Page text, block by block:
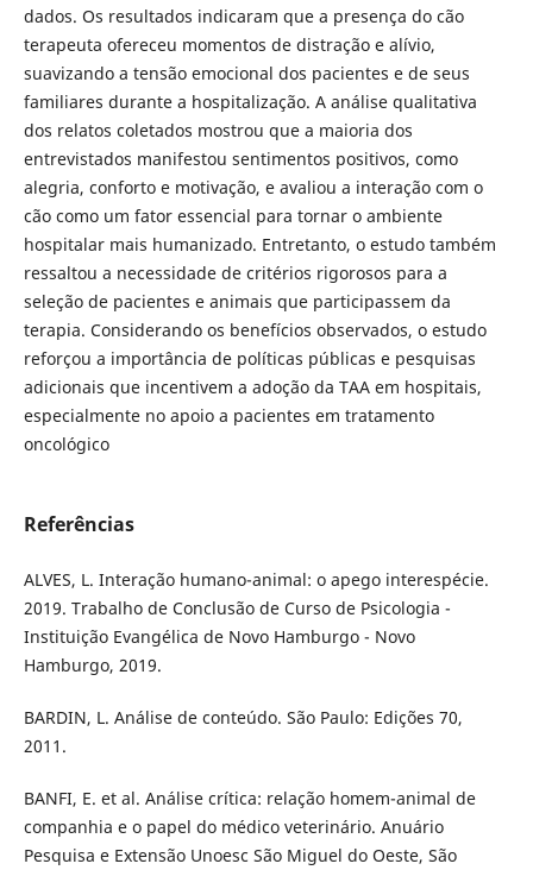
dados. Os resultados indicaram que a presença do cão
terapeuta ofereceu momentos de distração e alívio,
suavizando a tensão emocional dos pacientes e de seus
familiares durante a hospitalização. A análise qualitativa
dos relatos coletados mostrou que a maioria dos
entrevistados manifestou sentimentos positivos, como
alegria, conforto e motivação, e avaliou a interação com o
cão como um fator essencial para tornar o ambiente
hospitalar mais humanizado. Entretanto, o estudo também
ressaltou a necessidade de critérios rigorosos para a
seleção de pacientes e animais que participassem da
terapia. Considerando os benefícios observados, o estudo
reforçou a importância de políticas públicas e pesquisas
adicionais que incentivem a adoção da TAA em hospitais,
especialmente no apoio a pacientes em tratamento
oncológico
Referências
ALVES, L. Interação humano-animal: o apego interespécie.
2019. Trabalho de Conclusão de Curso de Psicologia -
Instituição Evangélica de Novo Hamburgo - Novo
Hamburgo, 2019.
BARDIN, L. Análise de conteúdo. São Paulo: Edições 70,
2011.
BANFI, E. et al. Análise crítica: relação homem-animal de
companhia e o papel do médico veterinário. Anuário
Pesquisa e Extensão Unoesc São Miguel do Oeste, São